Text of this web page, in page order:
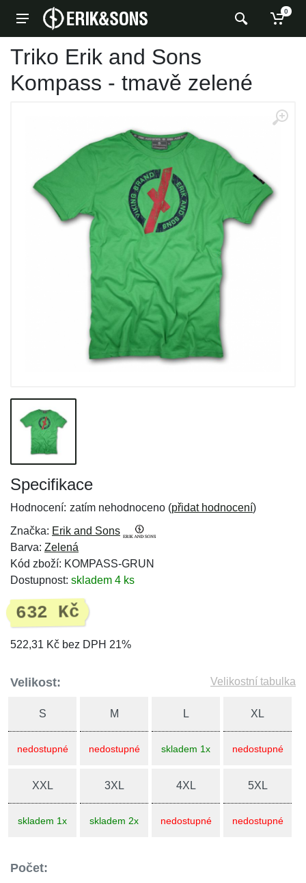
0
Triko Erik and Sons
Kompass - tmavě zelené
Specifikace
Hodnocení: zatím nehodnoceno (přidat hodnocení)
Značka: Erik and Sons
Barva: Zelená
Kód zboží: KOMPASS-GRUN
Dostupnost: skladem 4 ks
632 Kč
522,31 Kč bez DPH 21%
Velikost: Velikostní tabulka
S
nedostupné
M
nedostupné
L
skladem 1x
XL
nedostupné
XXL
skladem 1x
3XL
skladem 2x
4XL
nedostupné
5XL
nedostupné
Počet: